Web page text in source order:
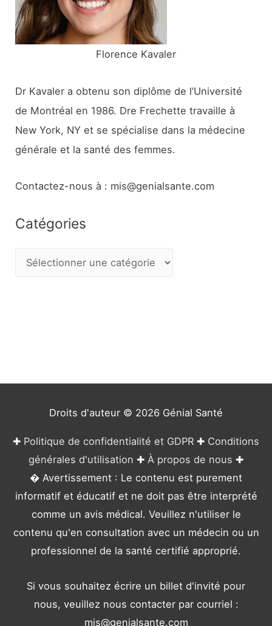
:
Florence Kavaler
Dr Kavaler a obtenu son diplôme de l’Université
de Montréal en 1986. Dre Frechette travaille à
New York, NY et se spécialise dans la médecine
générale et la santé des femmes.
Contactez-nous à : mis@genialsante.com
Catégories
Droits d'auteur © 2026 Génial Santé
✚ Politique de confidentialité et GDPR ✚ Conditions
générales d'utilisation ✚ À propos de nous ✚
� Avertissement : Le contenu est purement
informatif et éducatif et ne doit pas être interprété
comme un avis médical. Veuillez n'utiliser le
contenu qu'en consultation avec un médecin ou un
professionnel de la santé certifié approprié.
Si vous souhaitez écrire un billet d'invité pour
nous, veuillez nous contacter par courriel :
mis@genialsante.com